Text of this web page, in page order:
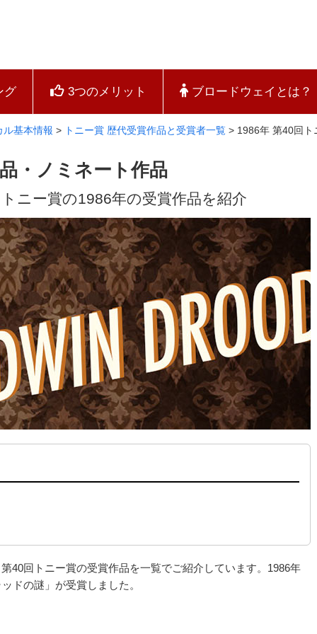
グ 3つのメリット ブロードウェイとは？
ル基本情報 > トニー賞 歴代受賞作品と受賞者一覧 > 1986年 第40回ト
・ノミネート作品
ニー賞の1986年の受賞作品を紹介
40回トニー賞の受賞作品を一覧でご紹介しています。1986年
ドの謎」が受賞しました。